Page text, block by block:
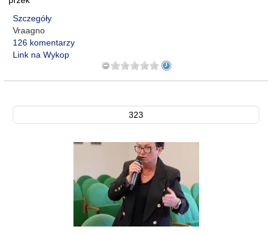
Szczegóły
Vraagno
126 komentarzy
Link na Wykop
323